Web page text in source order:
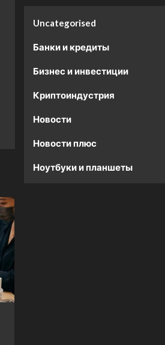
Uncategorised
Банки и кредиты
Бизнес и инвестиции
Криптоиндустрия
Новости
Новости плюс
Ноутбуки и планшеты